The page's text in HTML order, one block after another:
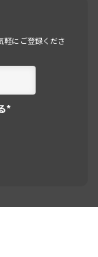
軽にご登録くださ
*